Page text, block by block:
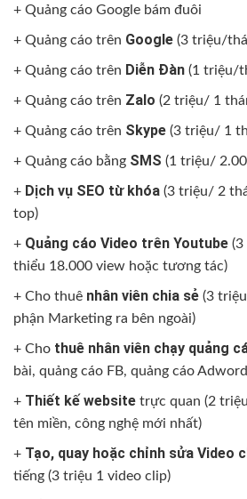
+ Quảng cáo Google bám đuôi
+ Quảng cáo trên Google (3 triệu/
+ Quảng cáo trên Diễn Đàn (1 triệu/
+ Quảng cáo trên Zalo (2 triệu/ 1
+ Quảng cáo trên Skype (3 triệu/ 1
+ Quảng cáo bằng SMS (1 triệu/
+ Dịch vụ SEO từ khóa (3 triệu/ 2
top)
+ Quảng cáo Video trên Youtube
thiểu 18.000 view hoặc tương tác)
+ Cho thuê nhân viên chia sẻ (3
phận Marketing ra bên ngoài)
+ Cho thuê nhân viên chạy quảng
bài, quảng cáo FB, quảng cáo
+ Thiết kế website trực quan (2
tên miền, công nghệ mới nhất)
+ Tạo, quay hoặc chỉnh sửa Video
tiếng (3 triệu 1 video clip)